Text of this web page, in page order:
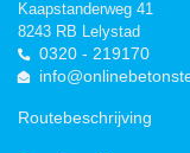
Kaapstanderweg 41
8243 RB Lelystad
0320 - 219170
Routebeschrijving